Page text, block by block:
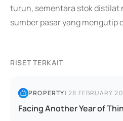
turun, sementara stok distilat
sumber pasar yang mengutip
RISET TERKAIT
PROPERTY|28 FEBRUARY
Facing Another Year of